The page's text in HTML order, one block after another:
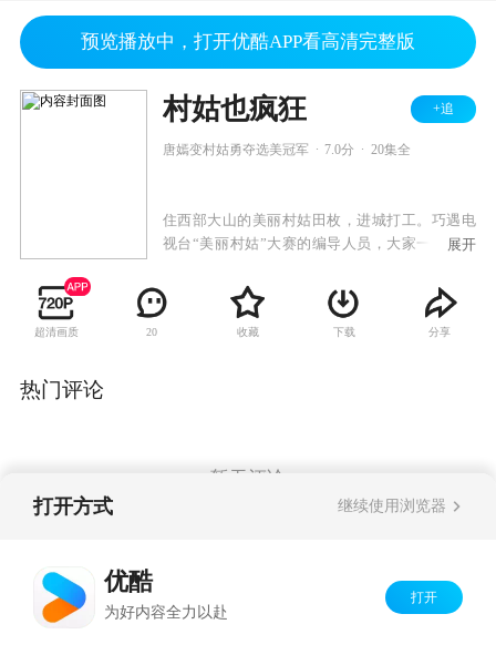
预览播放中，打开优酷APP看高清完整版
村姑也疯狂 +追
唐嫣变村姑勇夺选美冠军 7.0分 20集全
住西部大山的美丽村姑田枚，进城打工。巧遇电
视台“美丽村姑”大赛的编导人员，大家一致认为
利通过村姑大赛的初赛进入决赛。但在某建筑工
地打工的男朋友二岩却对田枚有成见，于是就是
否参赛和参赛后的种种猜忌，青梅竹马的田枚和
展开
超清画质 20 收藏 下载 分享
热门评论
暂无评论
打开方式 继续使用浏览器
优酷
为好内容全力以赴
打开